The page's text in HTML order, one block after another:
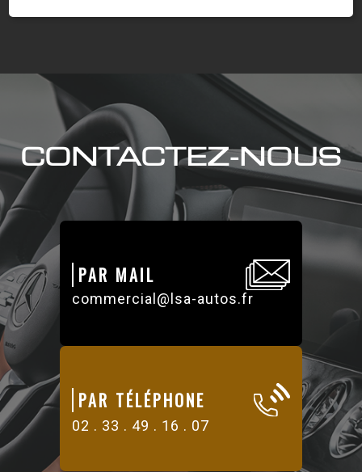
CONTACTEZ-NOUS
PAR MAIL
commercial@lsa-autos.fr
PAR TÉLÉPHONE
02 . 33 . 49 . 16 . 07